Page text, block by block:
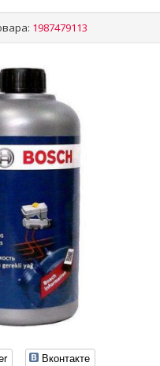
1987479113
Вконтакте